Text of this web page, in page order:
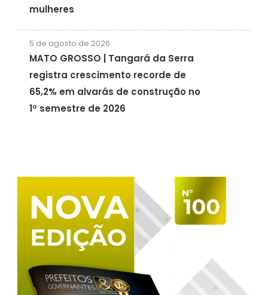
mulheres
5 de agosto de 2026
MATO GROSSO | Tangará da Serra
registra crescimento recorde de
65,2% em alvarás de construção no
1º semestre de 2026